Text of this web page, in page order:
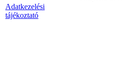
Adatkezelési
tájékoztató